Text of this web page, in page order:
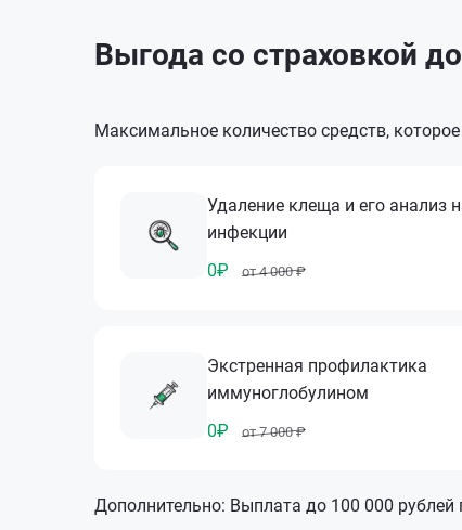
Выгода со страховкой
Максимальное количество средств,
Удаление клеща и его анализ
инфекции
0₽
от 4 000 ₽
Экстренная профилактика
иммуноглобулином
0₽
от 7 000 ₽
Дополнительно: Выплата до 100 000 рублей